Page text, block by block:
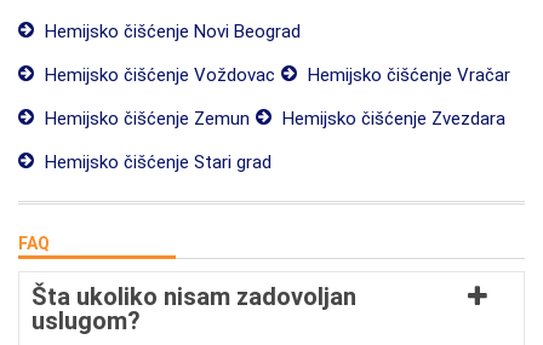
Hemijsko čišćenje Novi Beograd
Hemijsko čišćenje Voždovac
Hemijsko čišćenje Vračar
Hemijsko čišćenje Zemun
Hemijsko čišćenje Zvezdara
Hemijsko čišćenje Stari grad
FAQ
Šta ukoliko nisam zadovoljan
uslugom?